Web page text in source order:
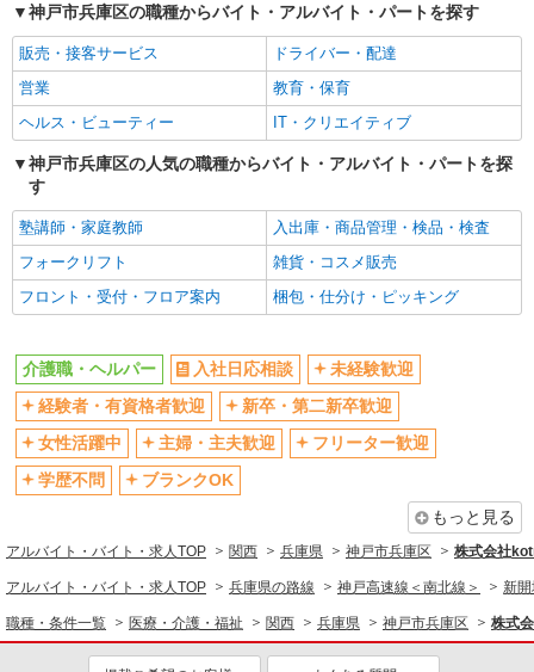
女性活躍中
主婦・主夫歓迎
フリーター歓迎
学歴不問
ブランクOK
ミドル（40代～）活躍中
エルダー（50代～）活躍中
シニア（60代～）活躍中
高収入・高額
ボーナス・賞与あり
昇給あり
フルタイム歓迎
禁煙・分煙
駅直結・駅チカ
車通勤OK
バイク通勤OK
自転車通勤OK
社会保険あり
産休・育休取得実績あり
退職金・財形貯蓄制度あり
各種手当（家族・役職・インセン
ティブなど）あり
制服貸与
研修制度あり
資格取得支援制度あり
医療・介護・福祉
介護職・ヘルパー
同じ特徴から求人を探す
神戸市兵庫区の職種からバイト・アルバイト・パートを探す
販売・接客サービス
ドライバー・配達
営業
教育・保育
ヘルス・ビューティー
IT・クリエイティブ
神戸市兵庫区の人気の職種からバイト・アルバイト・パートを探
す
塾講師・家庭教師
入出庫・商品管理・検品・検査
フォークリフト
雑貨・コスメ販売
フロント・受付・フロア案内
梱包・仕分け・ピッキング
介護職・ヘルパー 入社日応相談
未経験歓迎
経験者・有資格者歓迎
新卒・第二新卒歓迎
女性活躍中
主婦・主夫歓迎
フリーター歓迎
学歴不問
ブランクOK
もっと見る
アルバイト・バイト・求人TOP 関西 兵庫県 神戸市兵庫区 株式会社
アルバイト・バイト・求人TOP 兵庫県の路線 神戸高速線＜南北線＞ 新
職種・条件一覧 医療・介護・福祉 関西 兵庫県 神戸市兵庫区 株式